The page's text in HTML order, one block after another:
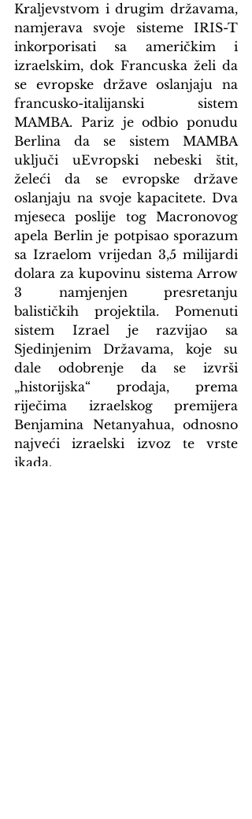
Kraljevstvom i drugim državama,
namjerava svoje sisteme IRIS-T
inkorporisati sa američkim i
izraelskim, dok Francuska želi da
se evropske države oslanjaju na
francusko-italijanski sistem
MAMBA. Pariz je odbio ponudu
Berlina da se sistem MAMBA
uključi uEvropski nebeski štit,
želeći da se evropske države
oslanjaju na svoje kapacitete. Dva
mjeseca poslije tog Macronovog
apela Berlin je potpisao sporazum
sa Izraelom vrijedan 3,5 milijardi
dolara za kupovinu sistema Arrow
3 namjenjen presretanju
balističkih projektila. Pomenuti
sistem Izrael je razvijao sa
Sjedinjenim Državama, koje su
dale odobrenje da se izvrši
„historijska“ prodaja, prema
riječima izraelskog premijera
Benjamina Netanyahua, odnosno
najveći izraelski izvoz te vrste
ikada.